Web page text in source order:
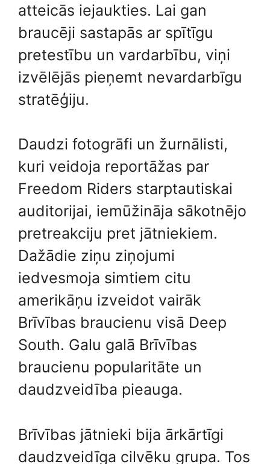
atteicās iejaukties. Lai gan
braucēji sastapās ar spītīgu
pretestību un vardarbību, viņi
izvēlējās pieņemt nevardarbīgu
stratēģiju.
Daudzi fotogrāfi un žurnālisti,
kuri veidoja reportāžas par
Freedom Riders starptautiskai
auditorijai, iemūžināja sākotnējo
pretreakciju pret jātniekiem.
Dažādie ziņu ziņojumi
iedvesmoja simtiem citu
amerikāņu izveidot vairāk
Brīvības braucienu visā Deep
South. Galu galā Brīvības
braucienu popularitāte un
daudzveidība pieauga.
Brīvības jātnieki bija ārkārtīgi
daudzveidīga cilvēku grupa. Tos